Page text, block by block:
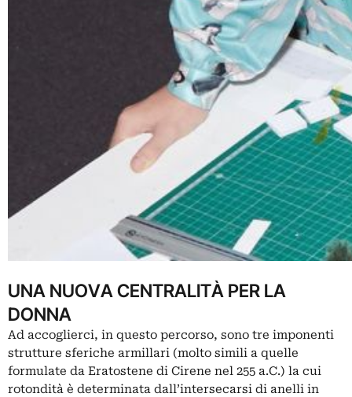
UNA NUOVA CENTRALITÀ PER LA
DONNA
Ad accoglierci, in questo percorso, sono tre imponenti
strutture sferiche armillari (molto simili a quelle
formulate da Eratostene di Cirene nel 255 a.C.) la cui
rotondità è determinata dall’intersecarsi di anelli in